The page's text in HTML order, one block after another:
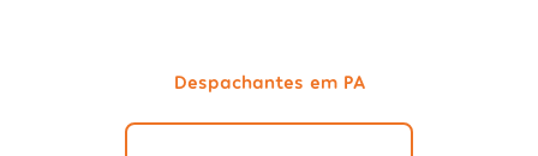
Despachantes em PA